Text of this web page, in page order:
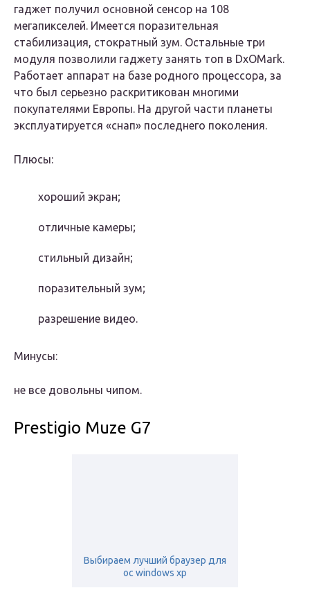
гаджет получил основной сенсор на 108
мегапикселей. Имеется поразительная
стабилизация, стократный зум. Остальные три
модуля позволили гаджету занять топ в DxOMark.
Работает аппарат на базе родного процессора, за
что был серьезно раскритикован многими
покупателями Европы. На другой части планеты
эксплуатируется «снап» последнего поколения.
Плюсы:
хороший экран;
отличные камеры;
стильный дизайн;
поразительный зум;
разрешение видео.
Минусы:
не все довольны чипом.
Prestigio Muze G7
Выбираем лучший браузер для
ос windows xp